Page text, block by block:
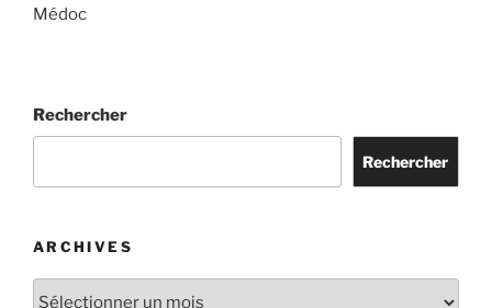
Médoc
Rechercher
Rechercher
ARCHIVES